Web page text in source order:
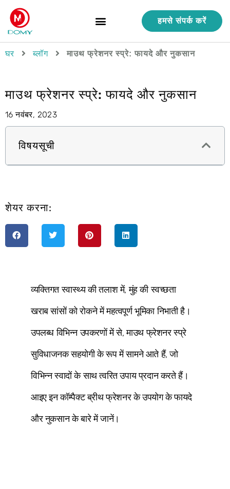
हमसे संपर्क करें
घर ब्लॉग माउथ फ्रेशनर स्प्रे: फायदे और नुकसान
माउथ फ्रेशनर स्प्रे: फायदे और नुकसान
16 नवंबर, 2023
विषयसूची
शेयर करना:
व्यक्तिगत स्वास्थ्य की तलाश में, मुंह की स्वच्छता
खराब सांसों को रोकने में महत्वपूर्ण भूमिका निभाती है।
उपलब्ध विभिन्न उपकरणों में से, माउथ फ्रेशनर स्प्रे
सुविधाजनक सहयोगी के रूप में सामने आते हैं, जो
विभिन्न स्वादों के साथ त्वरित उपाय प्रदान करते हैं।
आइए इन कॉम्पैक्ट ब्रीथ फ्रेशनर के उपयोग के फायदे
और नुकसान के बारे में जानें।